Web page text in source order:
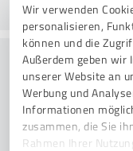
Wir verwenden
personalisieren,
können und die
Außerdem geben wir
unserer Website an
Werbung und
Informationen
zusammen, die Sie
Rahmen Ihrer